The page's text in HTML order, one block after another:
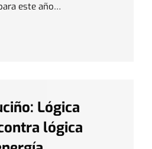
este año…
Lógica
lógica